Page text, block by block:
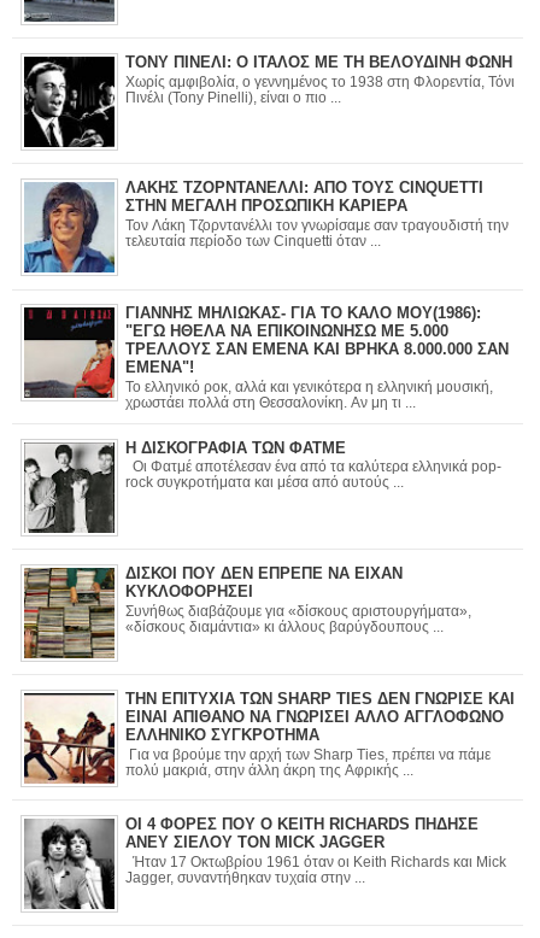
ΤΟΝΥ ΠΙΝΕΛΙ: Ο ΙΤΑΛΟΣ ΜΕ ΤΗ ΒΕΛΟΥΔΙΝΗ ΦΩΝΗ
Χωρίς αμφιβολία, ο γεννημένος το 1938 στη Φλορεντία, Τόνι
Πινέλι (Tony Pinelli), είναι ο πιο ...
ΛΑΚΗΣ ΤΖΟΡΝΤΑΝΕΛΛΙ: ΑΠΟ ΤΟΥΣ CINQUETTI
ΣΤΗΝ ΜΕΓΑΛΗ ΠΡΟΣΩΠΙΚΗ ΚΑΡΙΕΡΑ
Τον Λάκη Τζορντανέλλι τον γνωρίσαμε σαν τραγουδιστή την
τελευταία περίοδο των Cinquetti όταν ...
ΓΙΑΝΝΗΣ ΜΗΛΙΩΚΑΣ- ΓΙΑ ΤΟ ΚΑΛΟ ΜΟΥ(1986):
"ΕΓΩ ΗΘΕΛΑ ΝΑ ΕΠΙΚΟΙΝΩΝΗΣΩ ΜΕ 5.000
ΤΡΕΛΛΟΥΣ ΣΑΝ ΕΜΕΝΑ ΚΑΙ ΒΡΗΚΑ 8.000.000 ΣΑΝ
ΕΜΕΝΑ"!
Το ελληνικό ροκ, αλλά και γενικότερα η ελληνική μουσική,
χρωστάει πολλά στη Θεσσαλονίκη. Αν μη τι ...
Η ΔΙΣΚΟΓΡΑΦΙΑ ΤΩΝ ΦΑΤΜΕ
Οι Φατμέ αποτέλεσαν ένα από τα καλύτερα ελληνικά pop-
rock συγκροτήματα και μέσα από αυτούς ...
ΔΙΣΚΟΙ ΠΟΥ ΔΕΝ ΕΠΡΕΠΕ ΝΑ ΕΙΧΑΝ
ΚΥΚΛΟΦΟΡΗΣΕΙ
Συνήθως διαβάζουμε για «δίσκους αριστουργήματα»,
«δίσκους διαμάντια» κι άλλους βαρύγδουπους ...
ΤΗΝ ΕΠΙΤΥΧΙΑ ΤΩΝ SHARP TIES ΔΕΝ ΓΝΩΡΙΣΕ ΚΑΙ
ΕΙΝΑΙ ΑΠΙΘΑΝΟ ΝΑ ΓΝΩΡΙΣΕΙ ΑΛΛΟ ΑΓΓΛΟΦΩΝΟ
ΕΛΛΗΝΙΚΟ ΣΥΓΚΡΟΤΗΜΑ
Για να βρούμε την αρχή των Sharp Ties, πρέπει να πάμε
πολύ μακριά, στην άλλη άκρη της Αφρικής ...
ΟΙ 4 ΦΟΡΕΣ ΠΟΥ Ο KEITH RICHARDS ΠΗΔΗΣΕ
ΑΝΕΥ ΣΙΕΛΟΥ ΤΟΝ MICK JAGGER
Ήταν 17 Οκτωβρίου 1961 όταν οι Keith Richards και Mick
Jagger, συναντήθηκαν τυχαία στην ...